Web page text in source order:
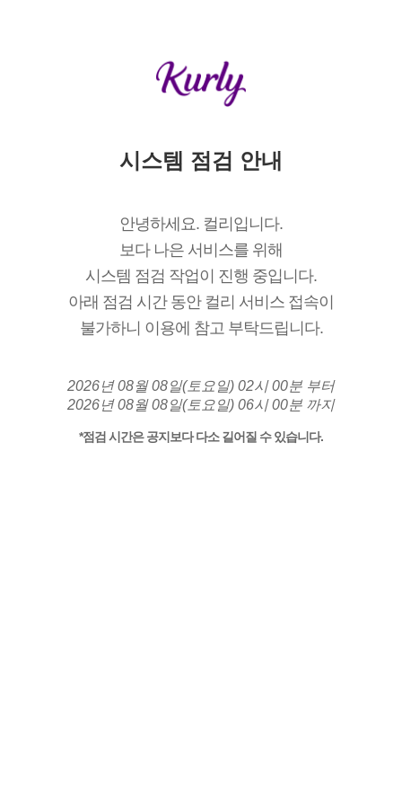
시스템 점검 안내
안녕하세요. 컬리입니다.
보다 나은 서비스를 위해
시스템 점검 작업이 진행 중입니다.
아래 점검 시간 동안 컬리 서비스 접속이
불가하니 이용에 참고 부탁드립니다.
2026년 08월 08일(토요일) 02시 00분 부터
2026년 08월 08일(토요일) 06시 00분 까지
*점검 시간은 공지보다 다소 길어질 수 있습니다.